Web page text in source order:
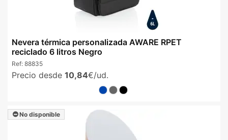
Nevera térmica personalizada AWARE RPET
reciclado 6 litros Negro
Ref: 88835
Precio desde 10,84€/ud.
No disponible